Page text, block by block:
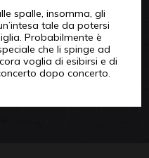
spalle, insomma, gli
tale da potersi
Probabilmente è
che li spinge ad
voglia di esibirsi e di
dopo concerto.